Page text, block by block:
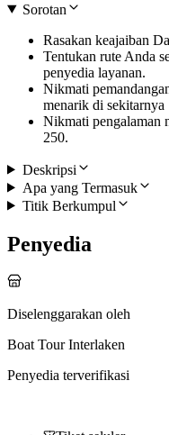
Sorotan
Rasakan keajaiban
Tentukan rute Anda
penyedia layanan.
Nikmati
menarik di sekitarnya
Nikmati pengalaman
250.
Deskripsi
Apa yang Termasuk
Titik Berkumpul
Penyedia
Diselenggarakan oleh
Boat Tour Interlaken
Penyedia terverifikasi